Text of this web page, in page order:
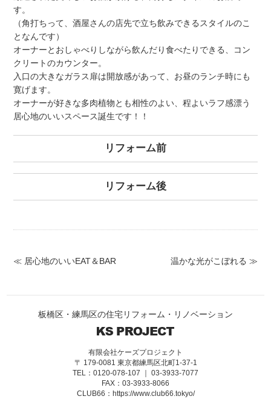
す。
（角打ちって、酒屋さんの店先で立ち飲みできるスタイルのこ
となんです）
オーナーとおしゃべりしながら飲んだり食べたりできる、コン
クリートのカウンター。
入口の大きなガラス扉は開放感があって、お昼のランチ時にも
寛げます。
オーナーが好きな多肉植物とも相性のよい、程よいラフ感漂う
居心地のいいスペース誕生です！！
リフォーム前
リフォーム後
温かな光がこぼれる ≫
≪ 居心地のいいEAT＆BAR
板橋区・練馬区の住宅リフォーム・リノベーション
有限会社ケーズプロジェクト
〒 179-0081 東京都練馬区北町1-37-1
TEL：0120-078-107 ｜ 03-3933-7077
FAX：03-3933-8066
CLUB66： https://www.club66.tokyo/